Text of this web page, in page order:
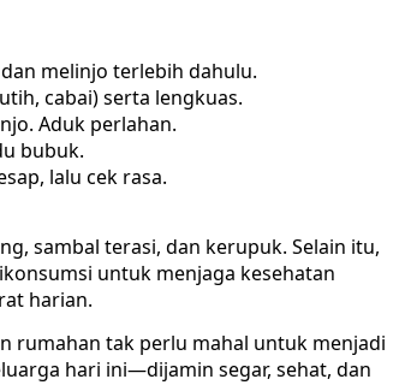
melinjo terlebih dahulu.
cabai) serta lengkuas.
Aduk perlahan.
bubuk.
lalu cek rasa.
sambal terasi, dan kerupuk. Selain itu,
untuk menjaga kesehatan
harian.
rumahan tak perlu mahal untuk menjadi
hari ini—dijamin segar, sehat, dan